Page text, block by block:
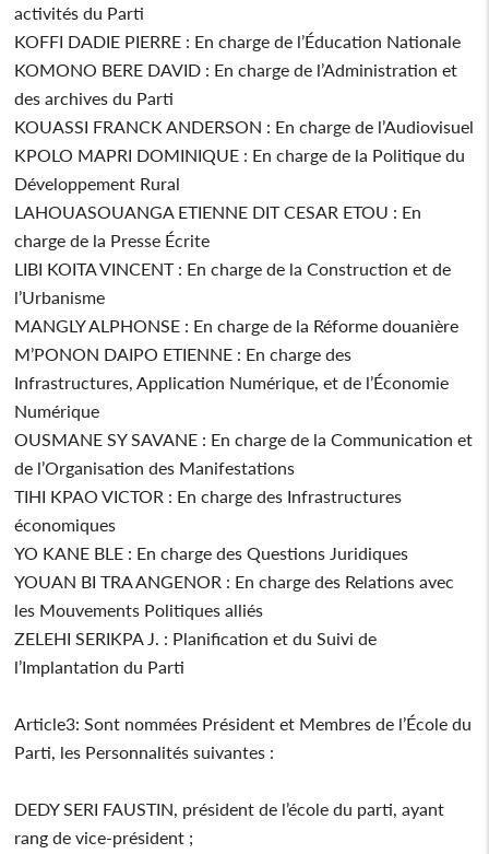
activités du Parti
KOFFI DADIE PIERRE : En charge de l’Éducation Nationale
KOMONO BERE DAVID : En charge de l’Administration et
des archives du Parti
KOUASSI FRANCK ANDERSON : En charge de l’Audiovisuel
KPOLO MAPRI DOMINIQUE : En charge de la Politique du
Développement Rural
LAHOUASOUANGA ETIENNE DIT CESAR ETOU : En
charge de la Presse Écrite
LIBI KOITA VINCENT : En charge de la Construction et de
l’Urbanisme
MANGLY ALPHONSE : En charge de la Réforme douanière
M’PONON DAIPO ETIENNE : En charge des
Infrastructures, Application Numérique, et de l’Économie
Numérique
OUSMANE SY SAVANE : En charge de la Communication et
de l’Organisation des Manifestations
TIHI KPAO VICTOR : En charge des Infrastructures
économiques
YO KANE BLE : En charge des Questions Juridiques
YOUAN BI TRA ANGENOR : En charge des Relations avec
les Mouvements Politiques alliés
ZELEHI SERIKPA J. : Planification et du Suivi de
l’Implantation du Parti
Article3: Sont nommées Président et Membres de l’École du
Parti, les Personnalités suivantes :
DEDY SERI FAUSTIN, président de l’école du parti, ayant
rang de vice-président ;